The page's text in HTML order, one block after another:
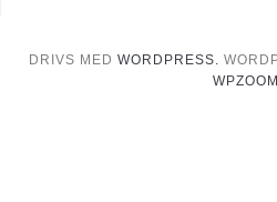
DRIVS MED WORDPRESS.